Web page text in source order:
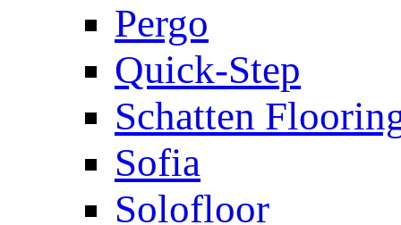
Pergo
Quick-Step
Schatten
Sofia
Solofloor